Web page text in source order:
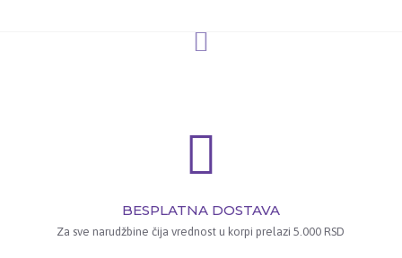
BESPLATNA DOSTAVA
Za sve narudžbine čija vrednost u korpi prelazi 5.000 RSD